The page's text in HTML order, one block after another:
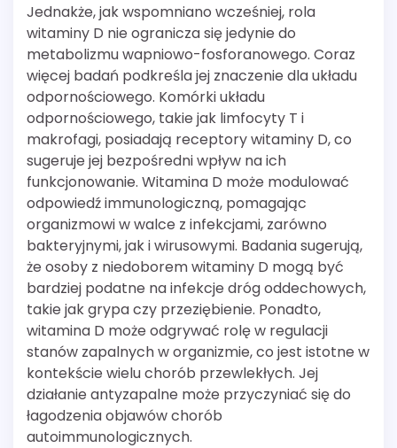
Jednakże, jak wspomniano wcześniej, rola
witaminy D nie ogranicza się jedynie do
metabolizmu wapniowo-fosforanowego. Coraz
więcej badań podkreśla jej znaczenie dla układu
odpornościowego. Komórki układu
odpornościowego, takie jak limfocyty T i
makrofagi, posiadają receptory witaminy D, co
sugeruje jej bezpośredni wpływ na ich
funkcjonowanie. Witamina D może modulować
odpowiedź immunologiczną, pomagając
organizmowi w walce z infekcjami, zarówno
bakteryjnymi, jak i wirusowymi. Badania sugerują,
że osoby z niedoborem witaminy D mogą być
bardziej podatne na infekcje dróg oddechowych,
takie jak grypa czy przeziębienie. Ponadto,
witamina D może odgrywać rolę w regulacji
stanów zapalnych w organizmie, co jest istotne w
kontekście wielu chorób przewlekłych. Jej
działanie antyzapalne może przyczyniać się do
łagodzenia objawów chorób
autoimmunologicznych.